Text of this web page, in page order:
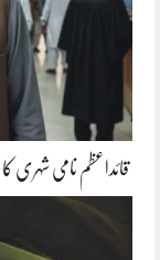
قائداعظم نامی شہری